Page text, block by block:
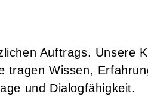
Auftrags. Unsere
Wissen,
und Dialogfähigkeit.